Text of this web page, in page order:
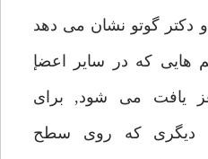
و دكتر گوتو نشان مى دهد
هايى كه در ساير اعضإ
يافت مى شود, براى
ديگرى كه روى سطح